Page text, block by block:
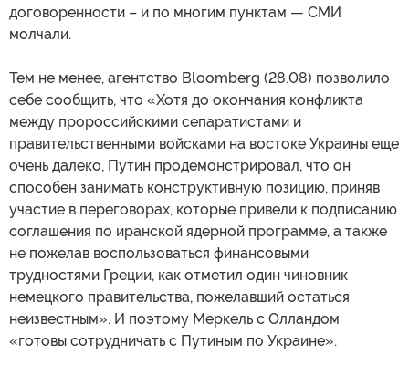
договоренности – и по многим пунктам — СМИ
молчали.
Тем не менее, агентство Bloomberg (28.08) позволило
себе сообщить, что «Хотя до окончания конфликта
между пророссийскими сепаратистами и
правительственными войсками на востоке Украины еще
очень далеко, Путин продемонстрировал, что он
способен занимать конструктивную позицию, приняв
участие в переговорах, которые привели к подписанию
соглашения по иранской ядерной программе, а также
не пожелав воспользоваться финансовыми
трудностями Греции, как отметил один чиновник
немецкого правительства, пожелавший остаться
неизвестным». И поэтому Меркель с Олландом
«готовы сотрудничать с Путиным по Украине».